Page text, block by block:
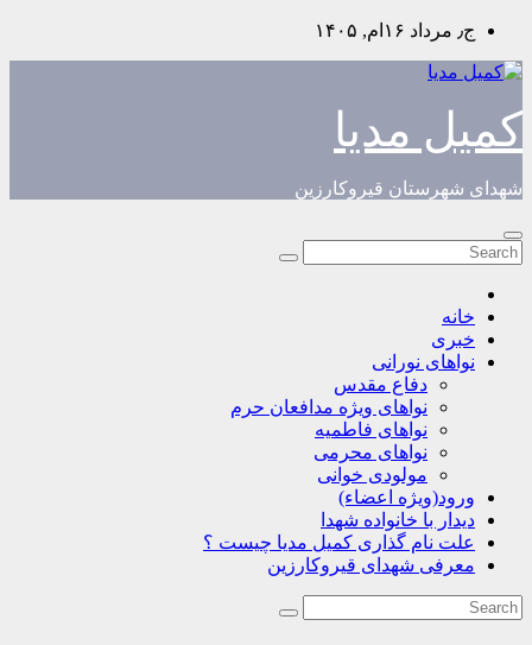
Skip
content
ج٫ مرداد ۱۶ام, ۱۴۰۵
کمیل مدیا
شهدای شهرستان قیروکارزین
خانه
خبری
نواهای نورانی
دفاع مقدس
نواهای ویژه مدافعان حرم
نواهای فاطمیه
نواهای محرمی
مولودی خوانی
ورود(ویژه اعضاء)
دیدار با خانواده شهدا
علت نام گذاری کمیل مدیا چیست ؟
معرفی شهدای قیروکارزین